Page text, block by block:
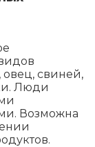
свиней,
Люди
Возможна